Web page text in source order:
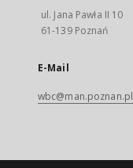
ul. Jana Pawła II 10
61-139 Poznań
E-Mail
wbc@man.poznan.pl